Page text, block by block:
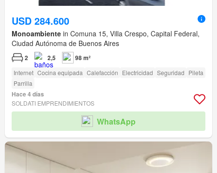
USD 284.600
Monoambiente in Comuna 15, Villa Crespo, Capital Federal,
Ciudad Autónoma de Buenos Aires
2 2,5 98 m²
Internet Cocina equipada Calefacción Electricidad Seguridad Pileta
Parrilla
Hace 4 días
SOLDATI EMPRENDIMIENTOS
WhatsApp